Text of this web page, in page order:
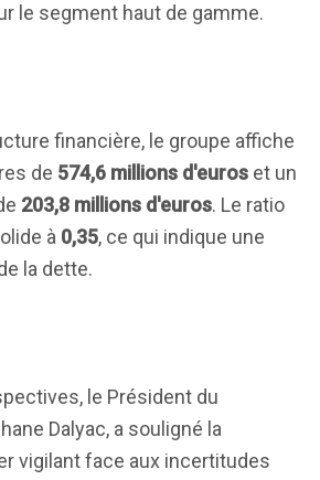
le segment haut de gamme.
financière, le groupe affiche
de 574,6 millions d'euros et un
203,8 millions d'euros. Le ratio
à 0,35, ce qui indique une
la dette.
le Président du
Dalyac, a souligné la
vigilant face aux incertitudes